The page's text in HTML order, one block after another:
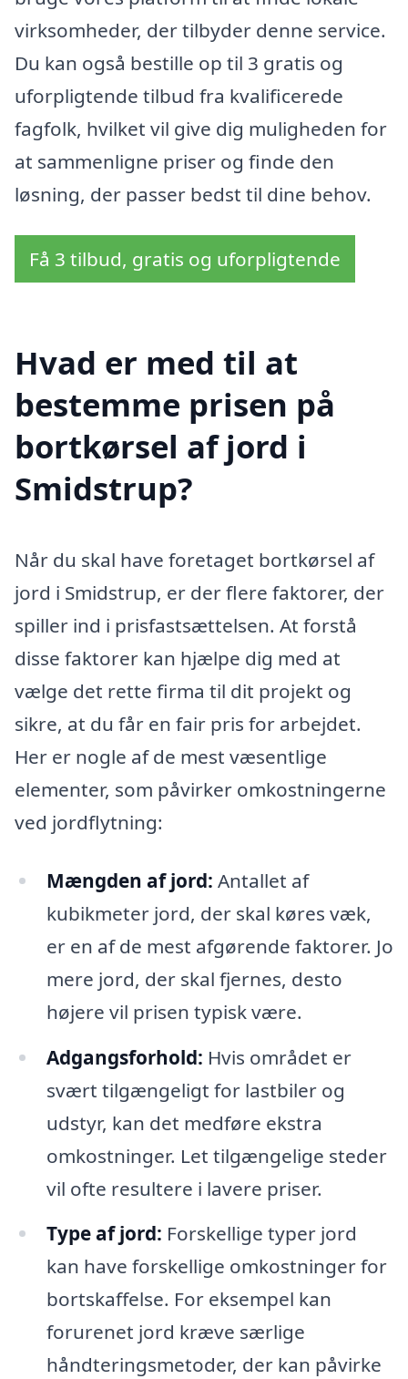
virksomheder, der tilbyder denne service.
Du kan også bestille op til 3 gratis og
uforpligtende tilbud fra kvalificerede
fagfolk, hvilket vil give dig muligheden for
at sammenligne priser og finde den
løsning, der passer bedst til dine behov.
Få 3 tilbud, gratis og uforpligtende
Hvad er med til at
bestemme prisen på
bortkørsel af jord i
Smidstrup?
Når du skal have foretaget bortkørsel af
jord i Smidstrup, er der flere faktorer, der
spiller ind i prisfastsættelsen. At forstå
disse faktorer kan hjælpe dig med at
vælge det rette firma til dit projekt og
sikre, at du får en fair pris for arbejdet.
Her er nogle af de mest væsentlige
elementer, som påvirker omkostningerne
ved jordflytning:
Mængden af jord: Antallet af
kubikmeter jord, der skal køres væk,
er en af de mest afgørende faktorer. Jo
mere jord, der skal fjernes, desto
højere vil prisen typisk være.
Adgangsforhold: Hvis området er
svært tilgængeligt for lastbiler og
udstyr, kan det medføre ekstra
omkostninger. Let tilgængelige steder
vil ofte resultere i lavere priser.
Type af jord: Forskellige typer jord
kan have forskellige omkostninger for
bortskaffelse. For eksempel kan
forurenet jord kræve særlige
håndteringsmetoder, der kan påvirke